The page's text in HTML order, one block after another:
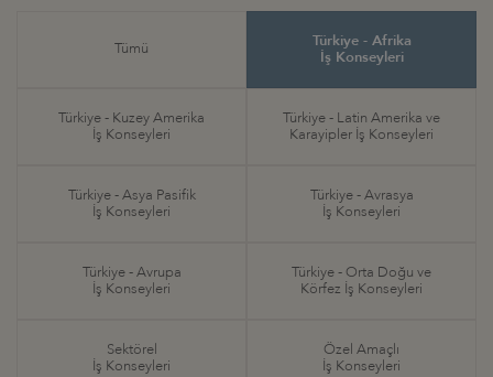
Tümü
Türkiye - Afrika
İş Konseyleri
Türkiye - Kuzey Amerika
İş Konseyleri
Türkiye - Latin Amerika ve
Karayipler İş Konseyleri
Türkiye - Asya Pasifik
İş Konseyleri
Türkiye - Avrasya
İş Konseyleri
Türkiye - Avrupa
İş Konseyleri
Türkiye - Orta Doğu ve
Körfez İş Konseyleri
Sektörel
İş Konseyleri
Özel Amaçlı
İş Konseyleri